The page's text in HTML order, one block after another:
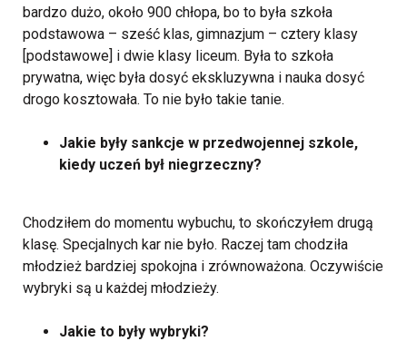
bardzo dużo, około 900 chłopa, bo to była szkoła
podstawowa – sześć klas, gimnazjum – cztery klasy
[podstawowe] i dwie klasy liceum. Była to szkoła
prywatna, więc była dosyć ekskluzywna i nauka dosyć
drogo kosztowała. To nie było takie tanie.
Jakie były sankcje w przedwojennej szkole,
kiedy uczeń był niegrzeczny?
Chodziłem do momentu wybuchu, to skończyłem drugą
klasę. Specjalnych kar nie było. Raczej tam chodziła
młodzież bardziej spokojna i zrównoważona. Oczywiście
wybryki są u każdej młodzieży.
Jakie to były wybryki?